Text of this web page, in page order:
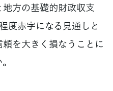
方の基礎的財政収支
度赤字になる見通しと
を大きく損なうことに